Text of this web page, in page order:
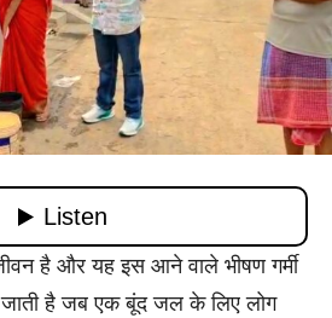
है और यह इस आने वाले भीषण गर्मी
जाती है जब एक बूंद जल के लिए लोग